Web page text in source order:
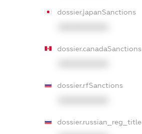
dossier.japanSanctions
dossier.canadaSanctions
dossier.rfSanctions
dossier.russian_reg_title